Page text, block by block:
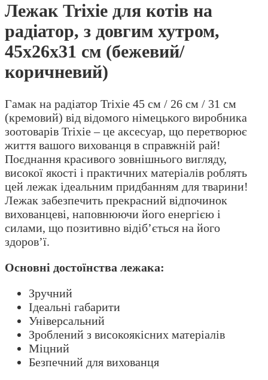
кількість
Лежак Trixie для котів на
радіатор, з довгим хутром,
45х26х31 см (бежевий/
коричневий)
Гамак на радіатор Trixie 45 см / 26 см / 31 см
(кремовий) від відомого німецького виробника
зоотоварів Trixie – це аксесуар, що перетворює
життя вашого вихованця в справжній рай!
Поєднання красивого зовнішнього вигляду,
високої якості і практичних матеріалів роблять
цей лежак ідеальним придбанням для тварини!
Лежак забезпечить прекрасний відпочинок
вихованцеві, наповнюючи його енергією і
силами, що позитивно відіб’ється на його
здоров’ї.
Основні достоїнства лежака:
Зручний
Ідеальні габарити
Універсальний
Зроблений з високоякісних матеріалів
Міцний
Безпечний для вихованця